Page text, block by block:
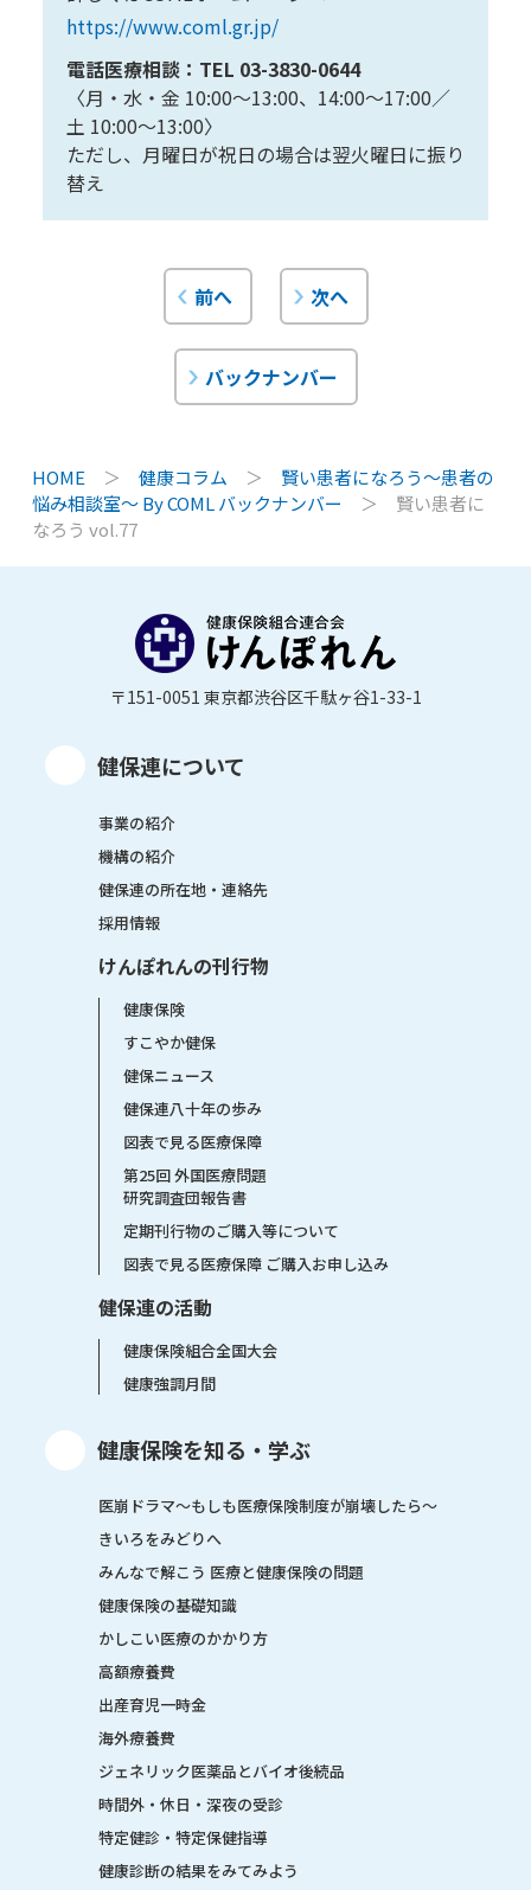
https://www.coml.gr.jp/
電話医療相談：TEL 03-3830-0644
〈月・水・金 10:00〜13:00、14:00〜17:00／
土 10:00〜13:00〉
ただし、月曜日が祝日の場合は翌火曜日に振り
替え
前へ 次へ
バックナンバー
HOME ＞ 健康コラム ＞ 賢い患者になろう〜患者の
悩み相談室〜 By COML バックナンバー ＞ 賢い患者に
なろう vol.77
〒151-0051 東京都渋谷区千駄ヶ谷1-33-1
健保連について
事業の紹介
機構の紹介
健保連の所在地・連絡先
採用情報
けんぽれんの刊行物
健康保険
すこやか健保
健保ニュース
健保連八十年の歩み
図表で見る医療保障
第25回 外国医療問題
研究調査団報告書
定期刊行物のご購入等について
図表で見る医療保障 ご購入お申し込み
健保連の活動
健康保険組合全国大会
健康強調月間
健康保険を知る・学ぶ
医崩ドラマ〜もしも医療保険制度が崩壊したら〜
きいろをみどりへ
みんなで解こう 医療と健康保険の問題
健康保険の基礎知識
かしこい医療のかかり方
高額療養費
出産育児一時金
海外療養費
ジェネリック医薬品とバイオ後続品
時間外・休日・深夜の受診
特定健診・特定保健指導
健康診断の結果をみてみよう